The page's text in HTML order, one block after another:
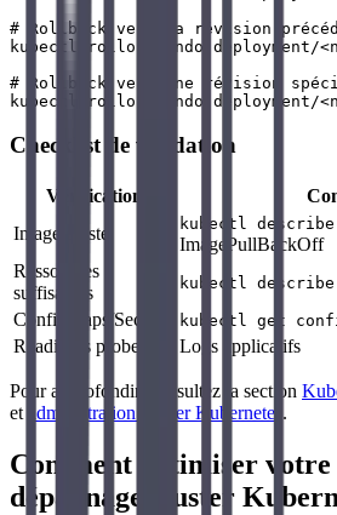
# Rollback vers la révision
kubectl rollout undo deployment/
# Rollback vers une révision
Checklist de validation
Vérification
Image existe
kubectl describe
ImagePullBackOff
Ressources
suffisantes
kubectl describe
ConfigMaps/Secrets
kubectl get
Readiness probe Logs applicatifs
Pour approfondir, consultez la section
et
administration cluster Kubernetes .
Comment optimiser
dépannage cluster